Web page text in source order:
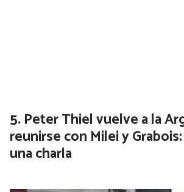
Peter Thiel vuelve a la
reunirse con Milei y
una charla